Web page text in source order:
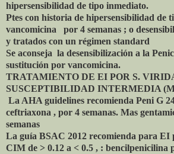
hipersensibilidad de tipo inmediato.
Ptes con historia de hipersensibilidad de
vancomicina por 4 semanas ; o
y tratados con un régimen standard
Se aconseja la desensibilización a la
sustitución por vancomicina.
TRATAMIENTO DE EI POR S.
SUSCEPTIBILIDAD INTERMEDIA
La AHA guidelines recomienda Peni G
ceftriaxona , por 4 semanas. Mas
semanas
La guía BSAC 2012 recomienda para EI
CIM de > 0.12 a < 0.5 , : bencilpenicilina